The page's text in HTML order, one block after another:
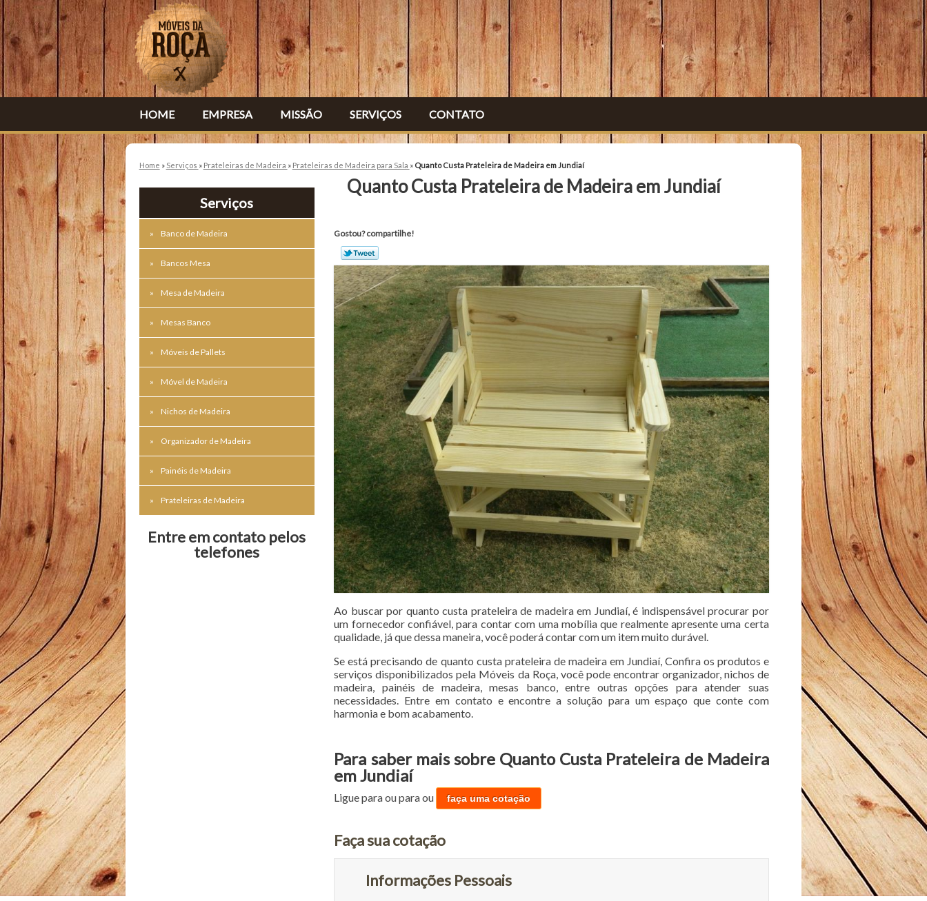
HOME EMPRESA MISSÃO SERVIÇOS CONTATO
Home » Serviços » Prateleiras de Madeira » Prateleiras de Madeira para Sala » Quanto Custa Prateleira de Madeira em Jundiaí
Serviços
Banco de Madeira
Bancos Mesa
Mesa de Madeira
Mesas Banco
Móveis de Pallets
Móvel de Madeira
Nichos de Madeira
Organizador de Madeira
Painéis de Madeira
Prateleiras de Madeira
Entre em contato pelos
telefones
Quanto Custa Prateleira de Madeira em Jundiaí
Gostou? compartilhe!
Ao buscar por quanto custa prateleira de madeira em Jundiaí, é indispensável procurar por
um fornecedor confiável, para contar com uma mobília que realmente apresente uma certa
qualidade, já que dessa maneira, você poderá contar com um item muito durável.
Se está precisando de quanto custa prateleira de madeira em Jundiaí, Confira os produtos e
serviços disponibilizados pela Móveis da Roça, você pode encontrar organizador, nichos de
madeira, painéis de madeira, mesas banco, entre outras opções para atender suas
necessidades. Entre em contato e encontre a solução para um espaço que conte com
harmonia e bom acabamento.
Para saber mais sobre Quanto Custa Prateleira de Madeira
em Jundiaí
Ligue paraou paraou faça uma cotação
Faça sua cotação
Informações Pessoais